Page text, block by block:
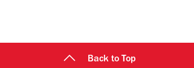
Back to Top